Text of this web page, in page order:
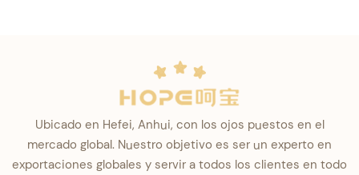
Ubicado en Hefei, Anhui, con los ojos puestos en el
mercado global. Nuestro objetivo es ser un experto en
exportaciones globales y servir a todos los clientes en todo